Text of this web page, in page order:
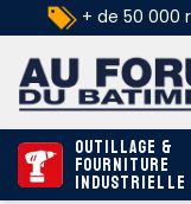
+ de 50 000
Outillage &
Fourniture
industrielle